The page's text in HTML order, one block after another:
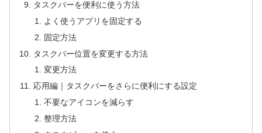
タスクバーを便利に使う方法
よく使うアプリを固定する
固定方法
タスクバー位置を変更する方法
変更方法
応用編｜タスクバーをさらに便利にする設定
不要なアイコンを減らす
整理方法